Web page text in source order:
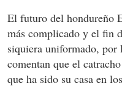
El futuro del hondureño
más complicado y el fin
siquiera uniformado, por
comentan que el
que ha sido su casa en